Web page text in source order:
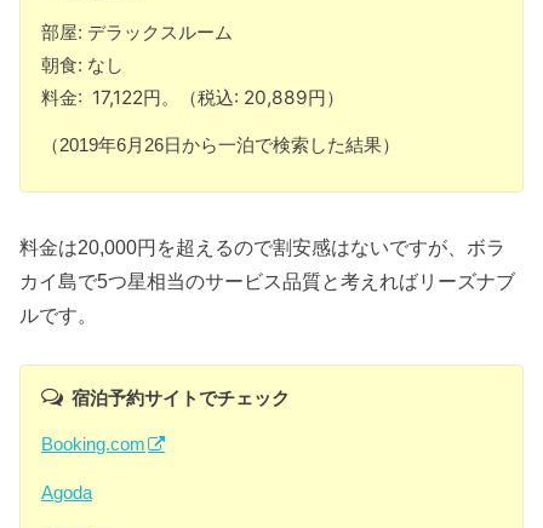
部屋: デラックスルーム
朝食: なし
料金: 17,122円。（税込: 20,889円）
（2019年6月26日から一泊で検索した結果）
料金は20,000円を超えるので割安感はないですが、ボラ
カイ島で5つ星相当のサービス品質と考えればリーズナブ
ルです。
宿泊予約サイトでチェック
Booking.com
Agoda